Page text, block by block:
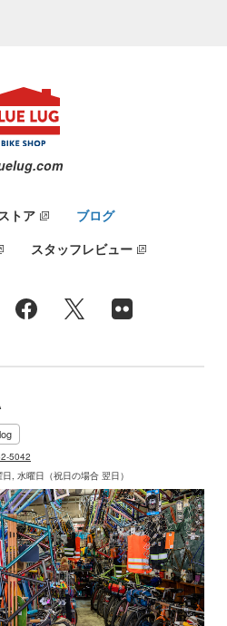
トア
ブログ
スタッフレビュー
5042
, 水曜日（祝日の場合 翌日）